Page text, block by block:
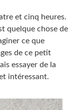
et cinq heures.
quelque chose de
ce que
de ce petit
essayer de la
intéressant.